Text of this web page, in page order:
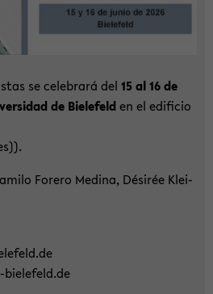
se ce­le­brará del 15 al 16 de
de Bie­le­feld en el edi­fi­cio
Fo­re­ro Me­di­na, Désirée Klei­
​bielefeld.de